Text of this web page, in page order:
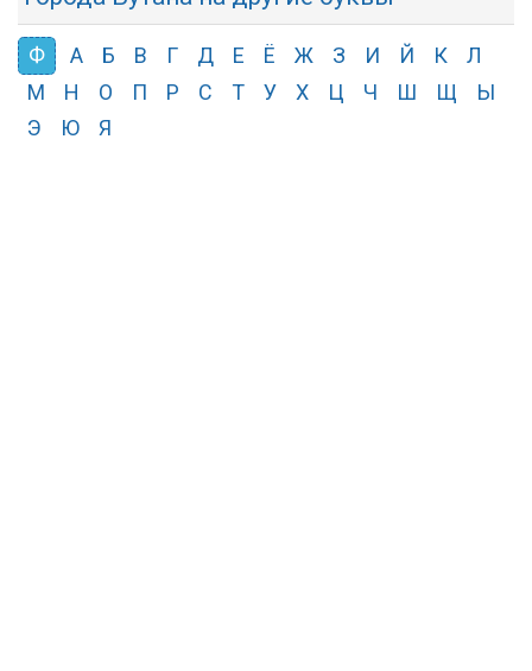
Ф А Б В Г Д Е Ё Ж З И Й К
Л
М
Н О П Р С Т У Х Ц Ч Ш Щ
Ы
Э
Ю Я